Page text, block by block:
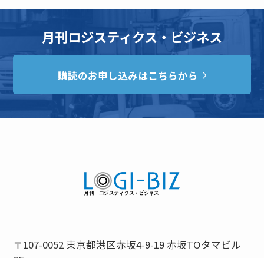
月刊ロジスティクス・ビジネス
購読のお申し込みはこちらから
〒107-0052 東京都港区赤坂4-9-19 赤坂TOタマビル